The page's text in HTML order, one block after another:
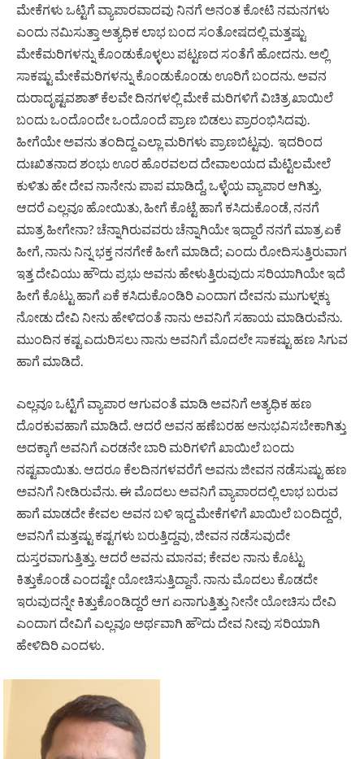
ಮೇಕೆಗಳು ಒಟ್ಟಿಗೆ ವ್ಯಾಪಾರವಾದವು ನಿನಗೆ ಅನಂತ ಕೋಟಿ ನಮನಗಳು
ಎಂದು ನಮಿಸುತ್ತಾ ಅತ್ಯಧಿಕ ಲಾಭ ಬಂದ ಸಂತೋಷದಲ್ಲಿ ಮತ್ತಷ್ಟು
ಮೇಕೆಮರಿಗಳನ್ನು ಕೊಂಡುಕೊಳ್ಳಲು ಪಟ್ಟಣದ ಸಂತೆಗೆ ಹೋದನು. ಅಲ್ಲಿ
ಸಾಕಷ್ಟು ಮೇಕೆಮರಿಗಳನ್ನು ಕೊಂಡುಕೊಂಡು ಊರಿಗೆ ಬಂದನು. ಅವನ
ದುರಾದೃಷ್ಟವಶಾತ್ ಕೆಲವೇ ದಿನಗಳಲ್ಲಿ ಮೇಕೆ ಮರಿಗಳಿಗೆ ವಿಚಿತ್ರ ಖಾಯಿಲೆ
ಬಂದು ಒಂದೊಂದೇ ಒಂದೊಂದೆ ಪ್ರಾಣ ಬಿಡಲು ಪ್ರಾರಂಭಿಸಿದವು.
ಹೀಗೆಯೇ ಅವನು ತಂದಿದ್ದ ಎಲ್ಲಾ ಮರಿಗಳು ಪ್ರಾಣಬಿಟ್ಟವು. ಇದರಿಂದ
ದುಃಖಿತನಾದ ಶಂಭು ಊರ ಹೊರವಲದ ದೇವಾಲಯದ ಮೆಟ್ಟಿಲಮೇಲೆ
ಕುಳಿತು ಹೇ ದೇವ ನಾನೇನು ಪಾಪ ಮಾಡಿದ್ದೆ, ಒಳ್ಳೆಯ ವ್ಯಾಪಾರ ಆಗಿತ್ತು,
ಆದರೆ ಎಲ್ಲವೂ ಹೋಯಿತು, ಹೀಗೆ ಕೊಟ್ಟೆ ಹಾಗೆ ಕಸಿದುಕೊಂಡೆ, ನನಗೆ
ಮಾತ್ರ ಹೀಗೇನಾ? ಚೆನ್ನಾಗಿರುವವರು ಚೆನ್ನಾಗಿಯೇ ಇದ್ದಾರೆ ನನಗೆ ಮಾತ್ರ ಏಕೆ
ಹೀಗೆ, ನಾನು ನಿನ್ನ ಭಕ್ತ ನನಗೇಕೆ ಹೀಗೆ ಮಾಡಿದೆ; ಎಂದು ರೋದಿಸುತ್ತಿರುವಾಗ
ಇತ್ತ ದೇವಿಯು ಹೌದು ಪ್ರಭು ಅವನು ಹೇಳುತ್ತಿರುವುದು ಸರಿಯಾಗಿಯೇ ಇದೆ
ಹೀಗೆ ಕೊಟ್ಟು ಹಾಗೆ ಏಕೆ ಕಸಿದುಕೊಂಡಿರಿ ಎಂದಾಗ ದೇವನು ಮುಗುಳ್ನಕ್ಕು
ನೋಡು ದೇವಿ ನೀನು ಹೇಳಿದಂತೆ ನಾನು ಅವನಿಗೆ ಸಹಾಯ ಮಾಡಿರುವೆನು.
ಮುಂದಿನ ಕಷ್ಟ ಎದುರಿಸಲು ನಾನು ಅವನಿಗೆ ಮೊದಲೇ ಸಾಕಷ್ಟು ಹಣ ಸಿಗುವ
ಹಾಗೆ ಮಾಡಿದೆ.
ಎಲ್ಲವೂ ಒಟ್ಟಿಗೆ ವ್ಯಾಪಾರ ಆಗುವಂತೆ ಮಾಡಿ ಅವನಿಗೆ ಅತ್ಯಧಿಕ ಹಣ
ದೊರಕುವಹಾಗೆ ಮಾಡಿದೆ. ಆದರೆ ಅವನ ಹಣೆಬರಹ ಅನುಭವಿಸಬೇಕಾಗಿತ್ತು
ಅದಕ್ಕಾಗೆ ಅವನಿಗೆ ಎರಡನೇ ಬಾರಿ ಮರಿಗಳಿಗೆ ಖಾಯಿಲೆ ಬಂದು
ನಷ್ಟವಾಯಿತು. ಆದರೂ ಕೆಲದಿನಗಳವರೆಗೆ ಅವನು ಜೀವನ ನಡೆಸುಷ್ಟು ಹಣ
ಅವನಿಗೆ ನೀಡಿರುವೆನು. ಈ ಮೊದಲು ಅವನಿಗೆ ವ್ಯಾಪಾರದಲ್ಲಿ ಲಾಭ ಬರುವ
ಹಾಗೆ ಮಾಡದೇ ಕೇವಲ ಅವನ ಬಳಿ ಇದ್ದ ಮೇಕೆಗಳಿಗೆ ಖಾಯಿಲೆ ಬಂದಿದ್ದರೆ,
ಅವನಿಗೆ ಮತ್ತಷ್ಟು ಕಷ್ಟಗಳು ಬರುತ್ತಿದ್ದವು, ಜೀವನ ನಡೆಸುವುದೇ
ದುಸ್ತರವಾಗುತ್ತಿತ್ತು. ಆದರೆ ಅವನು ಮಾನವ; ಕೇವಲ ನಾನು ಕೊಟ್ಟು
ಕಿತ್ತುಕೊಂಡೆ ಎಂದಷ್ಟೇ ಯೋಚಿಸುತ್ತಿದ್ದಾನೆ. ನಾನು ಮೊದಲು ಕೊಡದೇ
ಇರುವುದನ್ನೇ ಕಿತ್ತುಕೊಂಡಿದ್ದರೆ ಆಗ ಏನಾಗುತ್ತಿತ್ತು ನೀನೇ ಯೋಚಿಸು ದೇವಿ
ಎಂದಾಗ ದೇವಿಗೆ ಎಲ್ಲವೂ ಅರ್ಥವಾಗಿ ಹೌದು ದೇವ ನೀವು ಸರಿಯಾಗಿ
ಹೇಳಿದಿರಿ ಎಂದಳು.